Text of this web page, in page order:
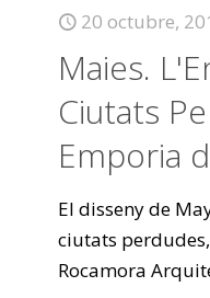
20 octubre,
Maies.
Ciutats
Emporia
El disseny de
ciutats
Rocamora